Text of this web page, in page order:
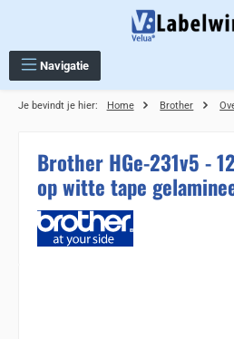
Navigatie
Je bevindt je hier: Home Brother
Brother HGe-231v5 -
op witte tape